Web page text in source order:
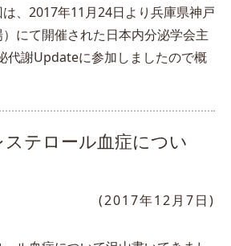
、2017年11月24日より兵庫県神戸
にて開催された日本内分泌学会主
代謝Updateに参加しましたので概
ステロール血症につい
(2017年12月7日)